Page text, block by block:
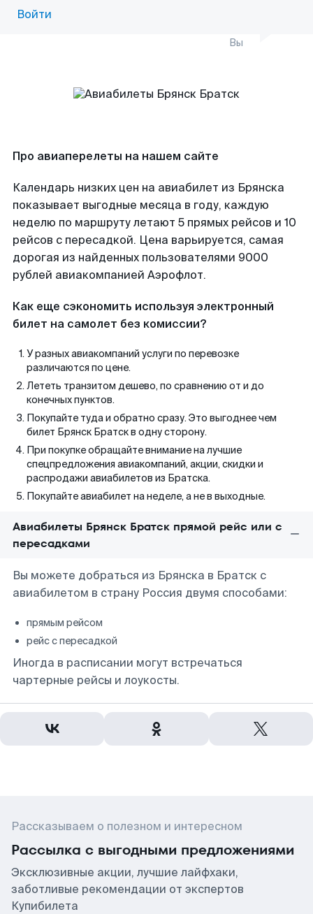
Войти
Вы
Про авиаперелеты на нашем сайте
Календарь низких цен на авиабилет из Брянска
показывает выгодные месяца в году, каждую
неделю по маршруту летают 5 прямых рейсов и 10
рейсов с пересадкой. Цена варьируется, самая
дорогая из найденных пользователями 9000
рублей авиакомпанией Аэрофлот.
Как еще сэкономить используя электронный
билет на самолет без комиссии?
У разных авиакомпаний услуги по перевозке
различаются по цене.
Лететь транзитом дешево, по сравнению от и до
конечных пунктов.
Покупайте туда и обратно сразу. Это выгоднее чем
билет Брянск Братск в одну сторону.
При покупке обращайте внимание на лучшие
спецпредложения авиакомпаний, акции, скидки и
распродажи авиабилетов из Братска.
Покупайте авиабилет на неделе, а не в выходные.
Авиабилеты Брянск Братск прямой рейс или с
пересадками
Вы можете добраться из Брянска в Братск с
авиабилетом в страну Россия двумя способами:
прямым рейсом
рейс с пересадкой
Иногда в расписании могут встречаться
чартерные рейсы и лоукосты.
Рассказываем о полезном и интересном
Рассылка с выгодными предложениями
Эксклюзивные акции, лучшие лайфхаки,
заботливые рекомендации от экспертов
Купибилета